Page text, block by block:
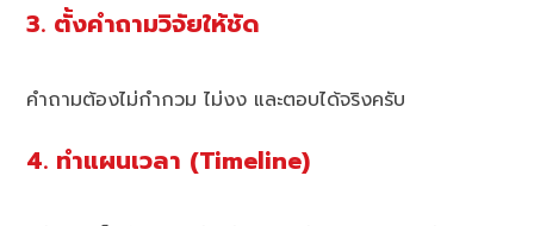
3. ตั้งคำถามวิจัยให้ชัด
คำถามต้องไม่กำกวม ไม่งง และตอบได้จริงครับ
4. ทำแผนเวลา (Timeline)